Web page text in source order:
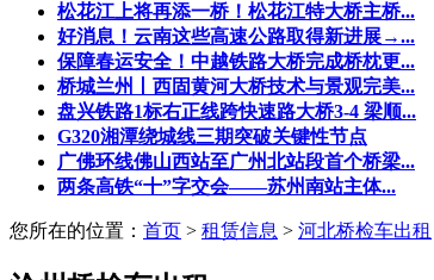
松花江上将再添一桥！松花江特大桥主桥...
好消息！云南这些高速公路取得新进展→...
保障春运安全！中越铁路大桥完成桥枕更...
桥城兰州丨西固黄河大桥技术与景观完美...
盘兴铁路1标右正线跨快速路大桥3-4 梁顺...
G320湘潭绕城线三期突破关键性节点
广佛环线佛山西站至广州北站段首个桥梁...
两条高铁“十”字交会——苏州南站主体...
您所在的位置： 首页 > 租赁信息 > 河北桥检车出租